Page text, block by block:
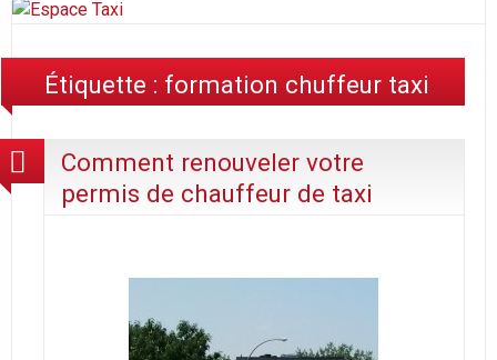
Étiquette : formation chuffeur taxi
Comment renouveler votre
permis de chauffeur de taxi